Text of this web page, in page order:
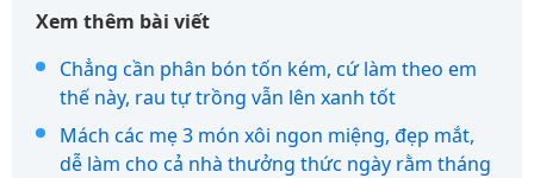
Xem thêm bài viết
Chẳng cần phân bón tốn kém, cứ làm theo em
thế này, rau tự trồng vẫn lên xanh tốt
Mách các mẹ 3 món xôi ngon miệng, đẹp mắt,
dễ làm cho cả nhà thưởng thức ngày rằm tháng